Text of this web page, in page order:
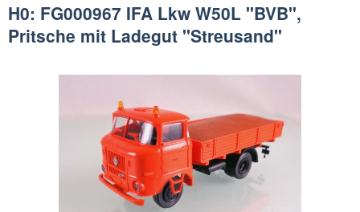
H0: FG000967 IFA Lkw W50L "BVB",
Pritsche mit Ladegut "Streusand"